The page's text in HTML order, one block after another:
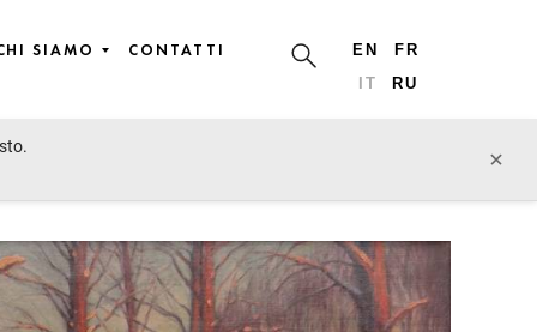
SIAMO CONTATTI EN
FR
IT
RU
×